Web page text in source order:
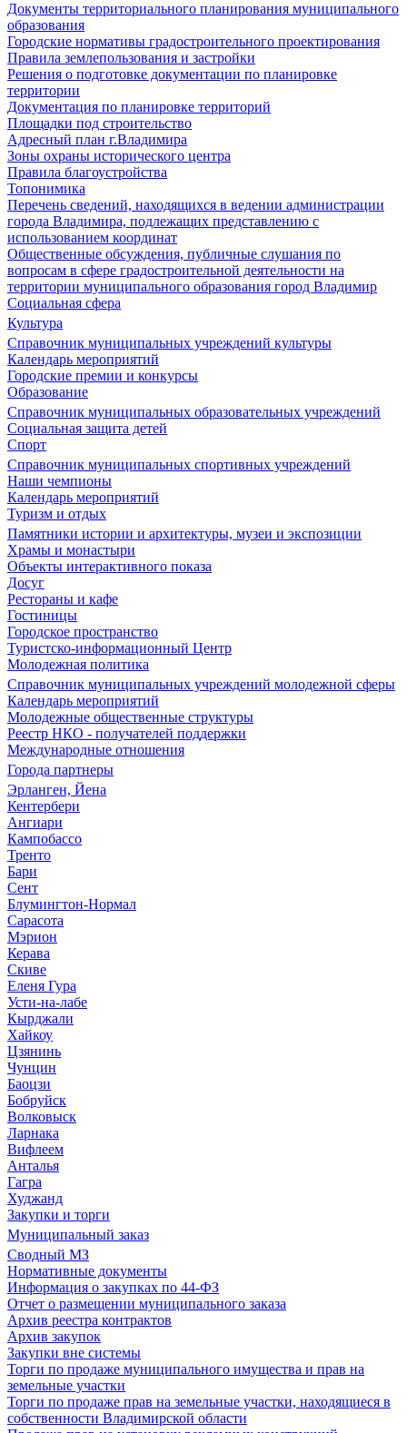
Документы территориального планирования муниципального
образования
Городские нормативы градостроительного проектирования
Правила землепользования и застройки
Решения о подготовке документации по планировке
территории
Документация по планировке территорий
Площадки под строительство
Адресный план г.Владимира
Зоны охраны исторического центра
Правила благоустройства
Топонимика
Перечень сведений, находящихся в ведении администрации
города Владимира, подлежащих представлению с
использованием координат
Общественные обсуждения, публичные слушания по
вопросам в сфере градостроительной деятельности на
территории муниципального образования город Владимир
Социальная сфера
Культура
Справочник муниципальных учреждений культуры
Календарь мероприятий
Городские премии и конкурсы
Образование
Справочник муниципальных образовательных учреждений
Социальная защита детей
Спорт
Справочник муниципальных спортивных учреждений
Наши чемпионы
Календарь мероприятий
Туризм и отдых
Памятники истории и архитектуры, музеи и экспозиции
Храмы и монастыри
Объекты интерактивного показа
Досуг
Рестораны и кафе
Гостиницы
Городское пространство
Туристско-информационный Центр
Молодежная политика
Справочник муниципальных учреждений молодежной сферы
Календарь мероприятий
Молодежные общественные структуры
Реестр НКО - получателей поддержки
Международные отношения
Города партнеры
Эрланген, Йена
Кентербери
Ангиари
Кампобассо
Тренто
Бари
Сент
Блумингтон-Нормал
Сарасота
Мэрион
Керава
Скиве
Еленя Гура
Усти-на-лабе
Кырджали
Хайкоу
Цзянинь
Чунцин
Баоцзи
Бобруйск
Волковыск
Ларнака
Вифлеем
Анталья
Гагра
Худжанд
Закупки и торги
Муниципальный заказ
Сводный МЗ
Нормативные документы
Информация о закупках по 44-ФЗ
Отчет о размещении муниципального заказа
Архив реестра контрактов
Архив закупок
Закупки вне системы
Торги по продаже муниципального имущества и прав на
земельные участки
Торги по продаже прав на земельные участки, находящиеся в
собственности Владимирской области